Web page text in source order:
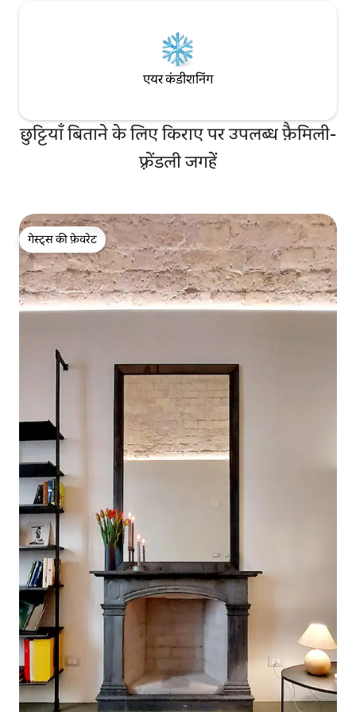
एयर कंडीशनिंग
छुट्टियाँ बिताने के लिए किराए पर उपलब्ध फ़ैमिली-
फ़्रेंडली जगहें
गेस्ट्स की फ़ेवरेट
गेस्ट्स की फ़ेवरेट